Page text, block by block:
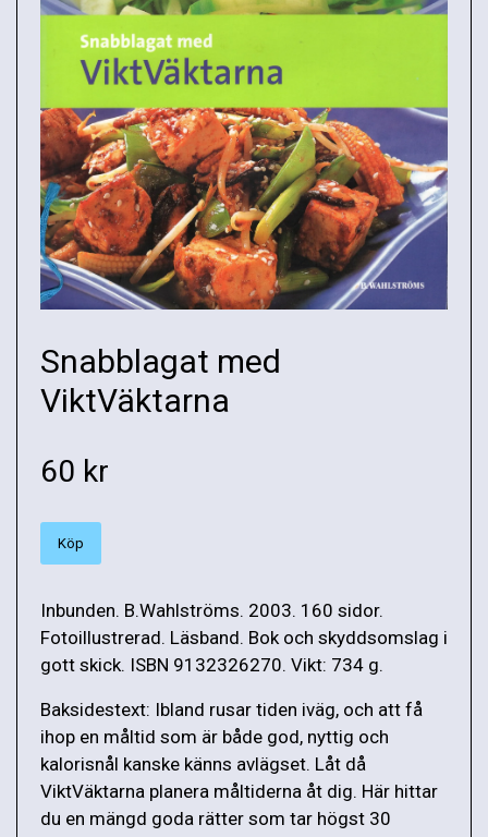
Snabblagat med
ViktVäktarna
60 kr
Köp
Inbunden. B.Wahlströms. 2003. 160 sidor.
Fotoillustrerad. Läsband. Bok och skyddsomslag i
gott skick. ISBN 9132326270. Vikt: 734 g.
Baksidestext: Ibland rusar tiden iväg, och att få
ihop en måltid som är både god, nyttig och
kalorisnål kanske känns avlägset. Låt då
ViktVäktarna planera måltiderna åt dig. Här hittar
du en mängd goda rätter som tar högst 30